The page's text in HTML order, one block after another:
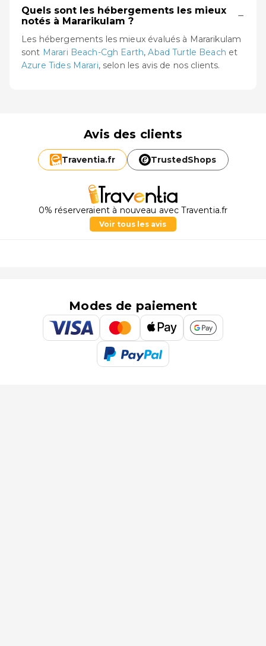
Quels sont les hébergements les mieux
notés à Mararikulam ?
−
Les hébergements les mieux évalués à Mararikulam
sont Marari Beach-Cgh Earth,Abad Turtle Beach et
Azure Tides Marari, selon les avis de nos clients.
Avis des clients
Traventia.fr TrustedShops
0% réserveraient à nouveau avec Traventia.fr
Voir tous les avis
Modes de paiement